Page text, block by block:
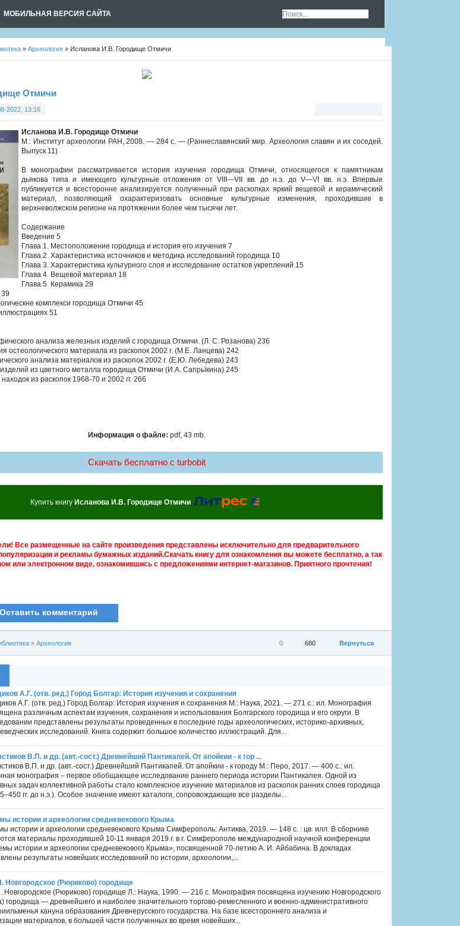
МОБИЛЬНАЯ ВЕРСИЯ САЙТА
» Археология » Исланова И.В. Городище Отмичи
Отмичи
2022, 13:16
Исланова И.В. Городище Отмичи
М.: Институт археологии РАН, 2008. — 284 с. — (Раннеславянский мир. Археология славян и их соседей.
Выпуск 11)
В монографии рассматривается история изучения городища Отмичи, относящегося к памятникам
дьякова типа и имеющего культурньіе отложения от VIII—VII вв. до н.э. до V—VI вв. н.э. Впервьіе
публикуется и всесторонне анализируется полученный при раскопках яркий вещевой и керамический
материал, позволяющий охарактеризовать основные культурные изменения, проходившие в
верхневолжском регионе на протяжении более чем тысячи лет.
Содержание
Введение 5
Глава 1. Местоположение городища и история его изучения 7
Глава 2. Характеристика источников и методика исследований городища 10
Глава 3. Характеристика культурного слоя и исследование остатков укреплений 15
Глава 4. Вещевой материал 18
Глава 5. Керамика 29
39
комплекси городища Отмичи 45
51
анализа железных изделий с городища Отмичи. (Л. С. Розанова) 236
остеологического материала из раскопок 2002 г. (М.Е. Ланцева) 242
анализа материалов из раскопок 2002 г. (Е.Ю. Лебедева) 243
из цветного металла городища Отмичи (И.А. Сапрьїкина) 245
из раскопок 1968-70 и 2002 гг. 266
Информация о файле: pdf, 43 mb.
Скачать бесплатно c turbobit
Купить книгуИсланова И.В. Городище Отмичи
Все размещенные на сайте произведения представлены исключительно для предварительного
и рекламы бумажных изданий.Скачать книгу для ознакомления вы можете бесплатно, а так
или электронном виде, ознакомившись с предложениями интернет-магазинов. Приятного прочтения!
Оставить комментарий
Вернуться
680
0
» Археология
А.Г. (отв. ред.) Город Болгар: История изучения и сохранения
А.Г. (отв. ред.) Город Болгар: История изучения и сохранения М.: Наука, 2021. — 271 с.: ил. Монография
различным аспектам изучения, сохранения и использования Болгарского городища и его округи. В
представлены результаты проведенных в последние годы археологических, историко-архивных,
исследований. Книга содержит большое количество иллюстраций. Для...
В.П. и др. (авт.-сост.) Древнейший Пантикапей. От апойкии - к гор ...
В.П. и др. (авт.-сост.) Древнейший Пантикапей. От апойкии - к городу М.: Перо, 2017. — 400 с.: ил.
монография – первое обобщающее исследование раннего периода истории Пантикапея. Одной из
задач коллективной работы стало комплексное изучение материалов из раскопок ранних слоев городища
гг. до н.э.). Особое значение имеют каталоги, сопровождающие все разделы...
истории и археологии средневекового Крыма
истории и археологии средневекового Крыма Симферополь: Антиква, 2019. — 148 с. : цв. илл. В сборнике
материалы проходившей 10-11 января 2019 г. в г. Симферополе международной научной конференции
истории и археологии средневекового Крыма», посвященной 70-летию А. И. Айбабина. В докладах
результаты новейших исследований по истории, археологии,...
Новгородское (Рюриково) городище
Новгородское (Рюриково) городище Л.: Наука, 1990. — 216 с. Монография посвящена изучению Новгородского
городища — древнейшего и наиболее значительного торгово-ремесленного и военно-административного
кануна образования Древнерусского государства. На базе всестороннего анализа и
материалов, в большей части полученных во время новейших...